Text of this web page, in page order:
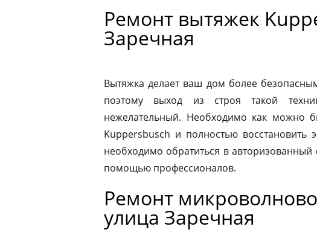
Ремонт вытяжек
Заречная
Вытяжка делает ваш дом более
поэтому выход из строя такой
нежелательный. Необходимо как можно
Kuppersbusch и полностью восстановить
необходимо обратиться в
помощью профессионалов.
Ремонт
улица Заречная